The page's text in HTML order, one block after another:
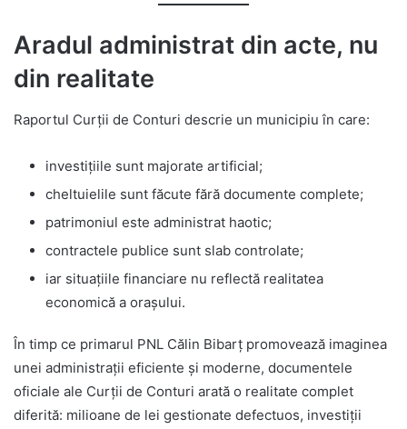
Aradul administrat din acte, nu
din realitate
Raportul Curții de Conturi descrie un municipiu în care:
investițiile sunt majorate artificial;
cheltuielile sunt făcute fără documente complete;
patrimoniul este administrat haotic;
contractele publice sunt slab controlate;
iar situațiile financiare nu reflectă realitatea
economică a orașului.
În timp ce primarul PNL Călin Bibarț promovează imaginea
unei administrații eficiente și moderne, documentele
oficiale ale Curții de Conturi arată o realitate complet
diferită: milioane de lei gestionate defectuos, investiții